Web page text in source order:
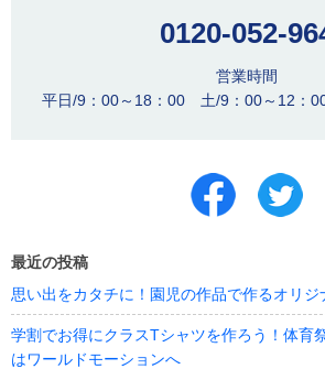
0120-052-
営業時間
平日/9：00～18：00 土/9：00～12：00
最近の投稿
思い出をカタチに！園児の作品で作るオリ
学割でお得にクラスTシャツを作ろう！体育
はワールドモーションへ